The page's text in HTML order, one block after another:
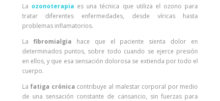
La ozonoterapia es una técnica que utiliza el ozono para
tratar diferentes enfermedades, desde víricas hasta
problemas inflamatorios.
La fibromialgia hace que el paciente sienta dolor en
determinados puntos, sobre todo cuando se ejerce presión
en ellos, y que esa sensación dolorosa se extienda por todo el
cuerpo.
La fatiga crónica contribuye al malestar corporal por medio
de una sensación constante de cansancio, sin fuerzas para